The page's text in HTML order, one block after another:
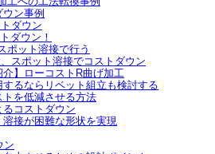
ン事例
ダウン
ダウン！
ポット溶接で行う
スポット溶接でコストダウン
介】ローコストR曲げ加工
るならリベット組立も検討する
を低減させる方法
コストダウン
接が困難な形状を実現
ン